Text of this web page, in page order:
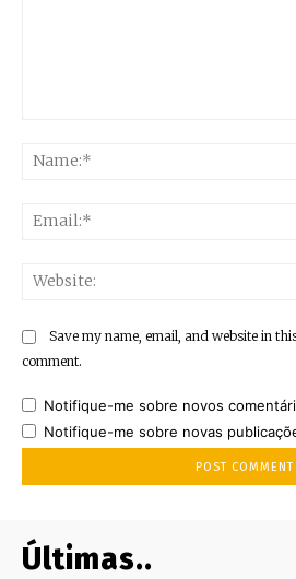
Save my name, email, and website in
comment.
Notifique-me sobre novos
Notifique-me sobre novas
Últimas..